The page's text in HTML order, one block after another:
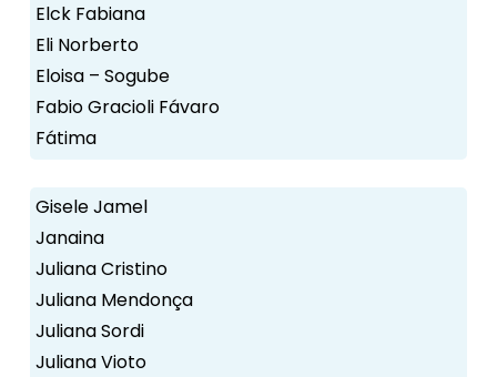
Elck Fabiana
Eli Norberto
Eloisa – Sogube
Fabio Gracioli Fávaro
Fátima
Gisele Jamel
Janaina
Juliana Cristino
Juliana Mendonça
Juliana Sordi
Juliana Vioto